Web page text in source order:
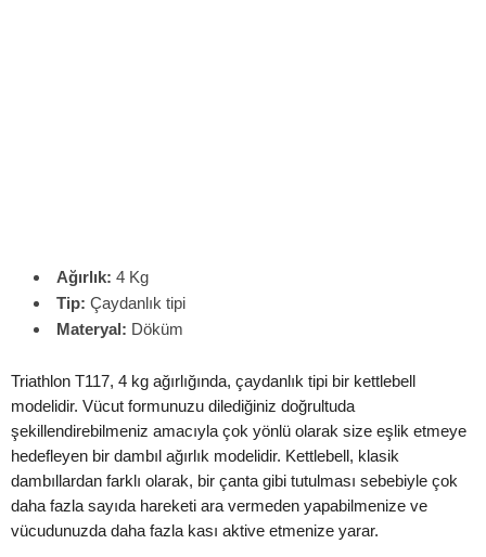
Ağırlık: 4 Kg
Tip: Çaydanlık tipi
Materyal: Döküm
Triathlon T117, 4 kg ağırlığında, çaydanlık tipi bir kettlebell
modelidir. Vücut formunuzu dilediğiniz doğrultuda
şekillendirebilmeniz amacıyla çok yönlü olarak size eşlik etmeye
hedefleyen bir dambıl ağırlık modelidir. Kettlebell, klasik
dambıllardan farklı olarak, bir çanta gibi tutulması sebebiyle çok
daha fazla sayıda hareketi ara vermeden yapabilmenize ve
vücudunuzda daha fazla kası aktive etmenize yarar.